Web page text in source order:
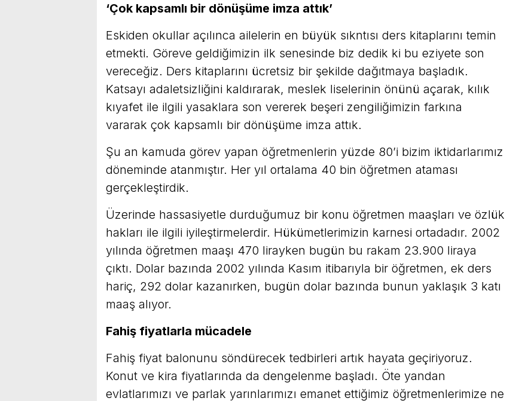
‘Çok kapsamlı bir dönüşüme imza attık’
Eskiden okullar açılınca ailelerin en büyük sıkntısı ders kitaplarını temin
etmekti. Göreve geldiğimizin ilk senesinde biz dedik ki bu eziyete son
vereceğiz. Ders kitaplarını ücretsiz bir şekilde dağıtmaya başladık.
Katsayı adaletsizliğini kaldırarak, meslek liselerinin önünü açarak, kılık
kıyafet ile ilgili yasaklara son vererek beşeri zengiliğimizin farkına
vararak çok kapsamlı bir dönüşüme imza attık.
Şu an kamuda görev yapan öğretmenlerin yüzde 80’i bizim iktidarlarımız
döneminde atanmıştır. Her yıl ortalama 40 bin öğretmen ataması
gerçekleştirdik.
Üzerinde hassasiyetle durduğumuz bir konu öğretmen maaşları ve özlük
hakları ile ilgili iyileştirmelerdir. Hükümetlerimizin karnesi ortadadır. 2002
yılında öğretmen maaşı 470 lirayken bugün bu rakam 23.900 liraya
çıktı. Dolar bazında 2002 yılında Kasım itibarıyla bir öğretmen, ek ders
hariç, 292 dolar kazanırken, bugün dolar bazında bunun yaklaşık 3 katı
maaş alıyor.
Fahiş fiyatlarla mücadele
Fahiş fiyat balonunu söndürecek tedbirleri artık hayata geçiriyoruz.
Konut ve kira fiyatlarında da dengelenme başladı. Öte yandan
evlatlarımızı ve parlak yarınlarımızı emanet ettiğimiz öğretmenlerimize ne